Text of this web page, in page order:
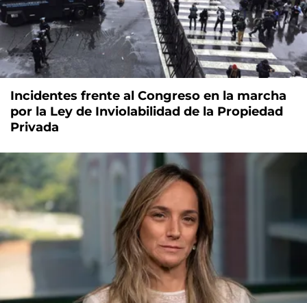
Incidentes frente al Congreso en la marcha
por la Ley de Inviolabilidad de la Propiedad
Privada